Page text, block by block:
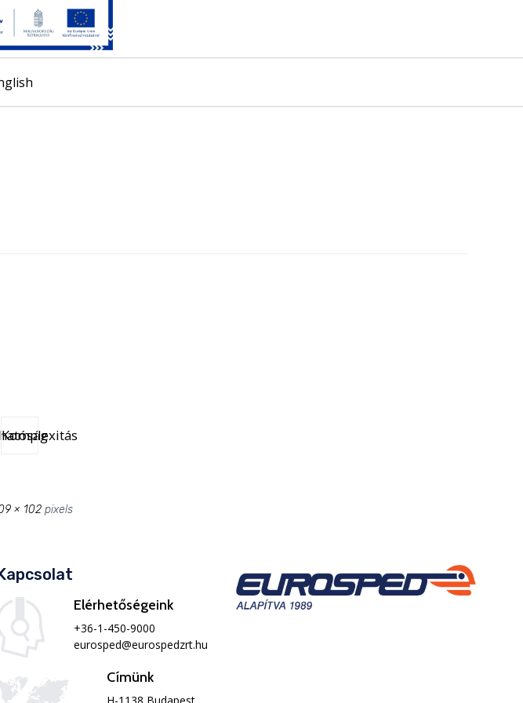
Komplexitás
× 102 pixels
Elérhetőségeink
+36-1-450-9000
eurosped@eurospedzrt.hu
Címünk
H-1138 Budapest,